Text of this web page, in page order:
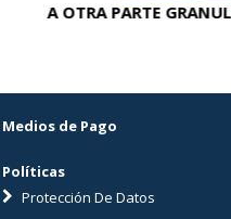
A OTRA PARTE
Medios de Pago
Políticas
Protección De Datos